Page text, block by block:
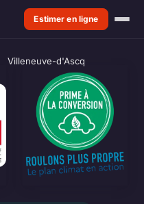
Estimer en ligne
Villeneuve-d'Ascq